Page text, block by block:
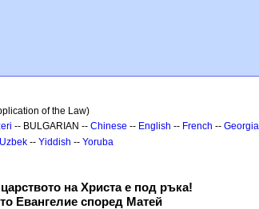
of the Law)
-- BULGARIAN -- Chinese -- English -- French --
Uzbek -- Yiddish -- Yoruba
на Христа е под ръка!
Евангелие според Матей